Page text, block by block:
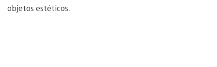
objetos estéticos.